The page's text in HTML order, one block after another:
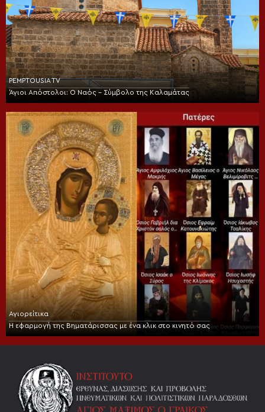
PEMPTOUSIA TV
Άγιοι Απόστολοι: Ο Ναός – Σύμβολο της Καλαμάτας
Αγιορείτικα
Η εφαρμογή της Βηματάρισσας με ένα κλικ στο κινητό σας